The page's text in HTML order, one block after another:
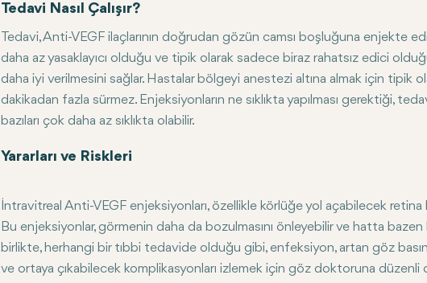
Tedavi Nasıl Çalışır?
Tedavi, Anti-VEGF ilaçlarının doğrudan gözün camsı boşluğuna enjekte
daha az yasaklayıcı olduğu ve tipik olarak sadece biraz rahatsız edici
daha iyi verilmesini sağlar. Hastalar bölgeyi anestezi altına almak için tipik
dakikadan fazla sürmez. Enjeksiyonların ne sıklıkta yapılması gerektiği,
bazıları çok daha az sıklıkta olabilir.
Yararları ve Riskleri
İntravitreal Anti-VEGF enjeksiyonları, özellikle körlüğe yol açabilecek
Bu enjeksiyonlar, görmenin daha da bozulmasını önleyebilir ve hatta
birlikte, herhangi bir tıbbi tedavide olduğu gibi, enfeksiyon, artan göz
ve ortaya çıkabilecek komplikasyonları izlemek için göz doktoruna düzenli